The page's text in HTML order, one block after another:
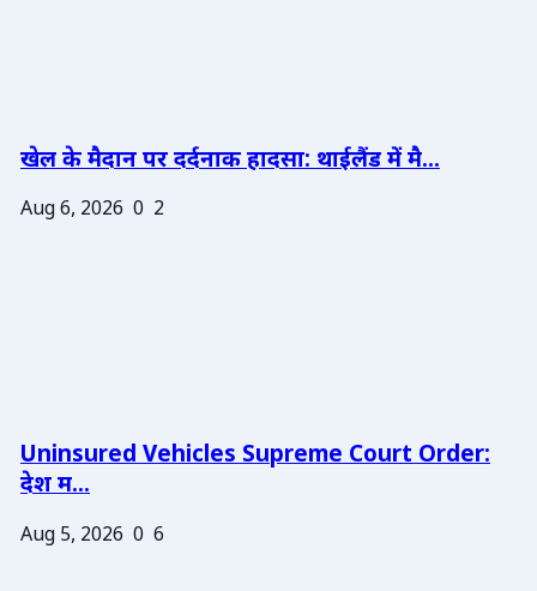
खेल के मैदान पर दर्दनाक हादसा: थाईलैंड में मै...
Aug 6, 2026 0 2
Uninsured Vehicles Supreme Court Order:
देश म...
Aug 5, 2026 0 6